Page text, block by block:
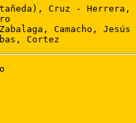
Cruz - Herrera,
Camacho,
Cortez